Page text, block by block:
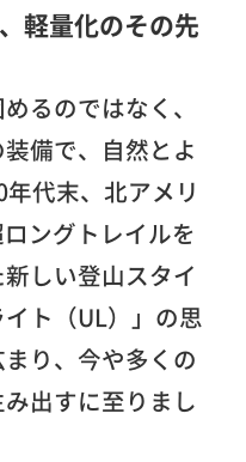
軽量化のその先
るのではなく、
備で、自然とよ
代末、北アメリ
ングトレイルを
しい登山スタイ
ト（UL）」の思
り、今や多くの
出すに至りまし